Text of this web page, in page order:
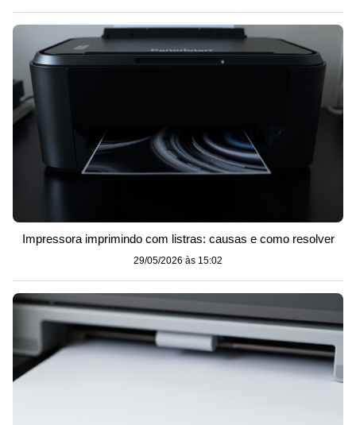
Impressora imprimindo com listras: causas e como resolver
29/05/2026 às 15:02